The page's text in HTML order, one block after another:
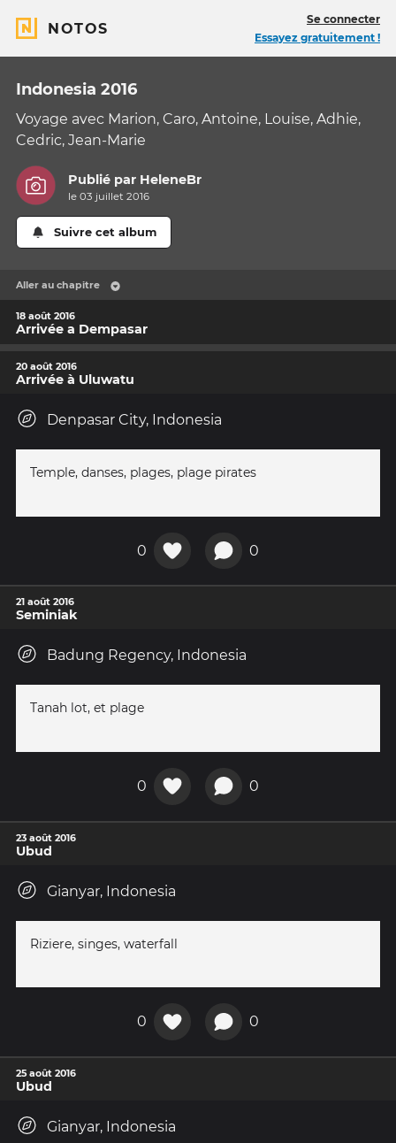
NOTOS
Se connecter
Essayez gratuitement !
Indonesia 2016
Voyage avec Marion, Caro, Antoine, Louise, Adhie,
Cedric, Jean-Marie
Publié par HeleneBr
le 03 juillet 2016
Suivre cet album
Aller au chapitre
18 août 2016
Arrivée a Dempasar
20 août 2016
Arrivée à Uluwatu
Denpasar City, Indonesia
Temple, danses, plages, plage pirates
0 0
21 août 2016
Seminiak
Badung Regency, Indonesia
Tanah lot, et plage
0 0
23 août 2016
Ubud
Gianyar, Indonesia
Riziere, singes, waterfall
0 0
25 août 2016
Ubud
Gianyar, Indonesia